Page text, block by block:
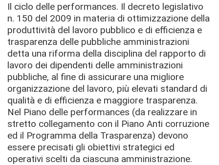
Il ciclo delle performances. Il decreto legislativo
n. 150 del 2009 in materia di ottimizzazione della
produttività del lavoro pubblico e di efficienza e
trasparenza delle pubbliche amministrazioni
detta una riforma della disciplina del rapporto di
lavoro dei dipendenti delle amministrazioni
pubbliche, al fine di assicurare una migliore
organizzazione del lavoro, più elevati standard di
qualità e di efficienza e maggiore trasparenza.
Nel Piano delle performances (da realizzare in
stretto collegamento con il Piano Anti corruzione
ed il Programma della Trasparenza) devono
essere precisati gli obiettivi strategici ed
operativi scelti da ciascuna amministrazione.